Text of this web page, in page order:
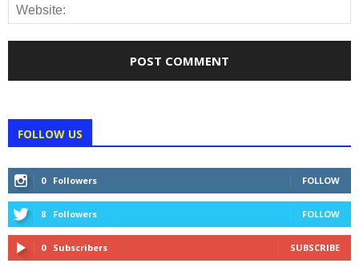
FOLLOW US
0 Followers FOLLOW
8 Followers FOLLOW
0 Subscribers SUBSCRIBE